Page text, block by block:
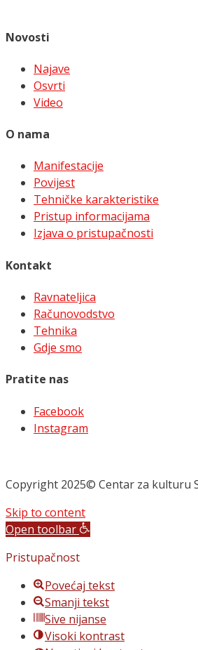
Novosti
Najave
Osvrti
Video
O nama
Manifestacije
Povijest
Tehničke karakteristike
Pristup informacijama
Izjava o pristupačnosti
Kontakt
Ravnateljica
Računovodstvo
Tehnika
Gdje smo
Pratite nas
Facebook
Instagram
Copyright 2025© Centar za kulturu
Skip to content
Open toolbar
Pristupačnost
Povećaj tekst
Smanji tekst
Sive nijanse
Visoki kontrast